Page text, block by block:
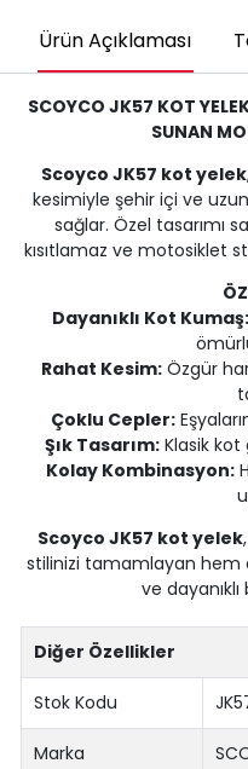
Ürün Açıklaması
SCOYCO JK57 KOT
SUNAN
Scoyco JK57 kot yelek
kesimiyle şehir içi ve
sağlar. Özel tasarımı
kısıtlamaz ve motosiklet
Dayanıklı Kot Kumaş:
Rahat Kesim: Özgür
Çoklu Cepler:
Şık Tasarım: Klasik
Kolay Kombinasyon:
Scoyco JK57 kot yelek
stilinizi tamamlayan hem
ve
Diğer Özellikler
Stok Kodu
Marka